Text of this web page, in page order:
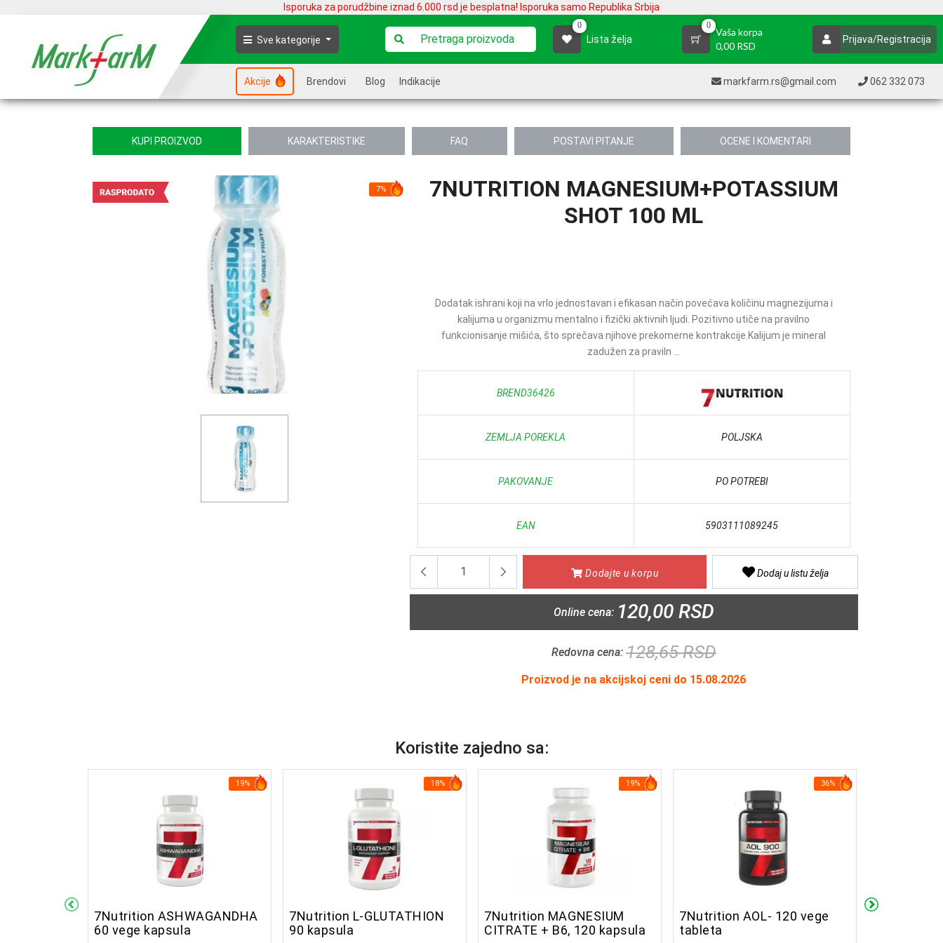
Isporuka za porudžbine iznad 6.000 rsd je besplatna! Isporuka samo Republika Srbija
Sve kategorije
0
Lista želja
0
Vaša korpa
0,00 RSD
Prijava/Registracija
Akcije Brendovi Blog Indikacije markfarm.rs@gmail.com 062 332 073
KUPI PROIZVOD KARAKTERISTIKE FAQ POSTAVI PITANJE OCENE I KOMENTARI
7%
7NUTRITION MAGNESIUM+POTASSIUM
SHOT 100 ML
Dodatak ishrani koji na vrlo jednostavan i efikasan način povećava količinu magnezijuma i
kalijuma u organizmu mentalno i fizički aktivnih ljudi. Pozitivno utiče na pravilno
funkcionisanje mišića, što sprečava njihove prekomerne kontrakcije.Kalijum je mineral
zadužen za praviln ...
BREND36426
ZEMLJA POREKLA POLJSKA
PAKOVANJE PO POTREBI
EAN 5903111089245
Dodajte u korpu Dodaj u listu želja
Online cena: 120,00 RSD
Redovna cena: 128,65 RSD
Proizvod je na akcijskoj ceni do 15.08.2026
Koristite zajedno sa:
19%
7Nutrition ASHWAGANDHA
60 vege kapsula
18%
7Nutrition L-GLUTATHION
90 kapsula
19%
7Nutrition MAGNESIUM
CITRATE + B6, 120 kapsula
36%
7Nutrition AOL- 120 vege
tableta